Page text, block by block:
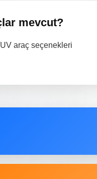
mevcut?
araç seçenekleri